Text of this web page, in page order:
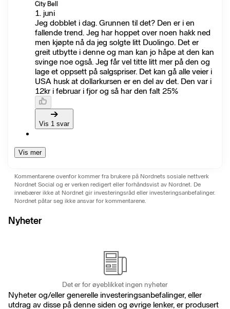
City Bell
1. juni
Jeg dobblet i dag. Grunnen til det? Den er i en
fallende trend. Jeg har hoppet over noen hakk ned
men kjøpte nå da jeg solgte litt Duolingo. Det er
greit utbytte i denne og man kan jo håpe at den kan
svinge noe også. Jeg får vel titte litt mer på den og
lage et oppsett på salgspriser. Det kan gå alle veier i
USA husk at dollarkursen er en del av det. Den var i
12kr i februar i fjor og så har den falt 25%
Vis 1 svar
Vis mer
Kommentarene ovenfor kommer fra brukere på Nordnets sosiale nettverk
Nordnet Social og er verken redigert eller forhåndsvist av Nordnet. De
innebærer ikke at Nordnet gir investeringsråd eller investeringsanbefalinger.
Nordnet påtar seg ikke ansvar for kommentarene.
Nyheter
Det er for øyeblikket ingen nyheter
Nyheter og/eller generelle investeringsanbefalinger, eller
utdrag av disse på denne siden og øvrige lenker, er produsert